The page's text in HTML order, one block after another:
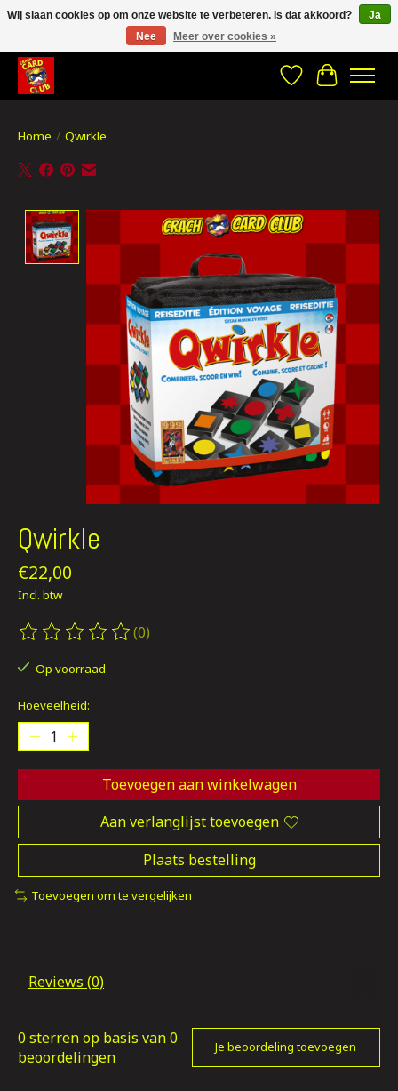
CRACH CARD CLUB , The best place to Geek out!
Verlanglijst
Home / Qwirkle
Product image slideshow Items
Qwirkle
€22,00
Incl. btw
De beoordeling van dit product is
(0)
Op voorraad
Hoeveelheid:
Toevoegen aan winkelwagen
Aan verlanglijst toevoegen
Plaats bestelling
Toevoegen om te vergelijken
Reviews (0)
0 sterren op basis van0
beoordelingen
Je beoordeling toevoegen
Wij slaan cookies op om onze website te verbeteren. Is dat akkoord?
Ja
Nee
Meer over cookies »